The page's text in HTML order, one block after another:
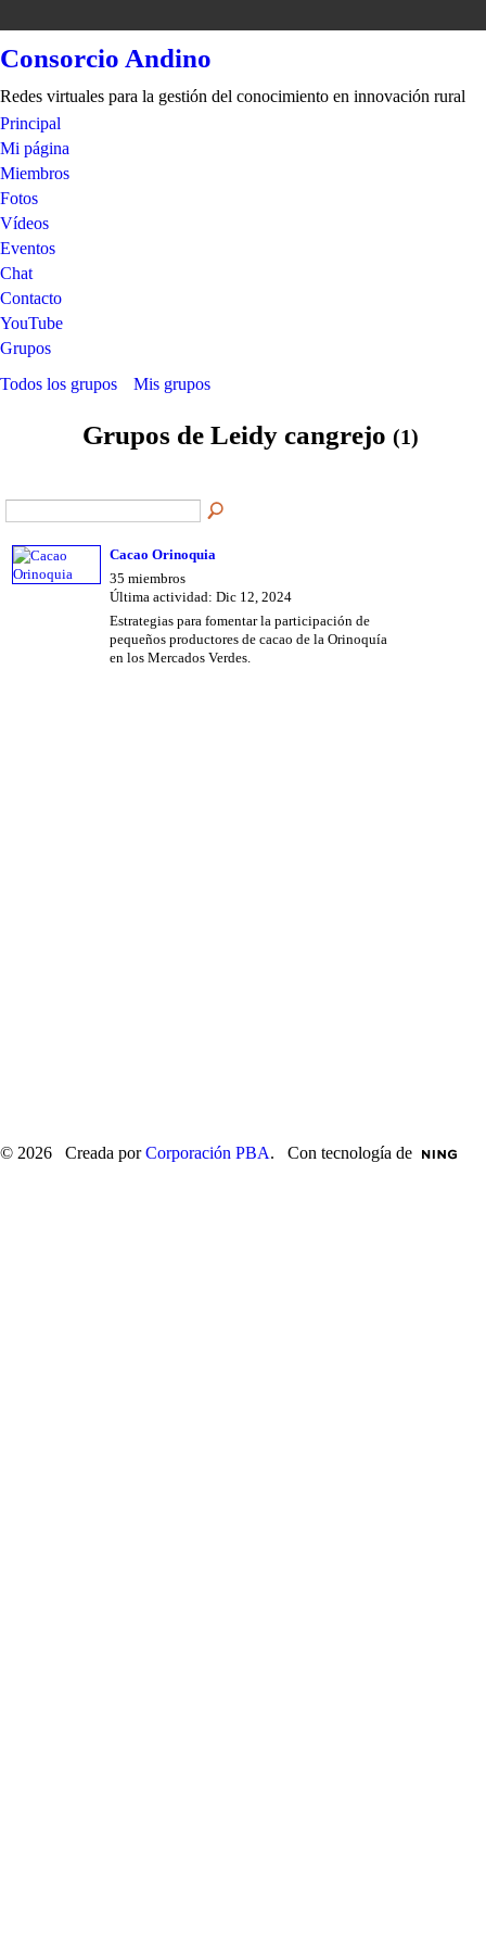
Consorcio Andino
Redes virtuales para la gestión del conocimiento en innovación rural
Principal
Mi página
Miembros
Fotos
Vídeos
Eventos
Chat
Contacto
YouTube
Grupos
Todos los grupos
Mis grupos
Grupos de Leidy cangrejo (1)
Cacao Orinoquia
35 miembros
Última actividad: Dic 12, 2024
Estrategias para fomentar la participación de
pequeños productores de cacao de la Orinoquía
en los Mercados Verdes.
© 2026 Creada porCorporación PBA. Con tecnología de